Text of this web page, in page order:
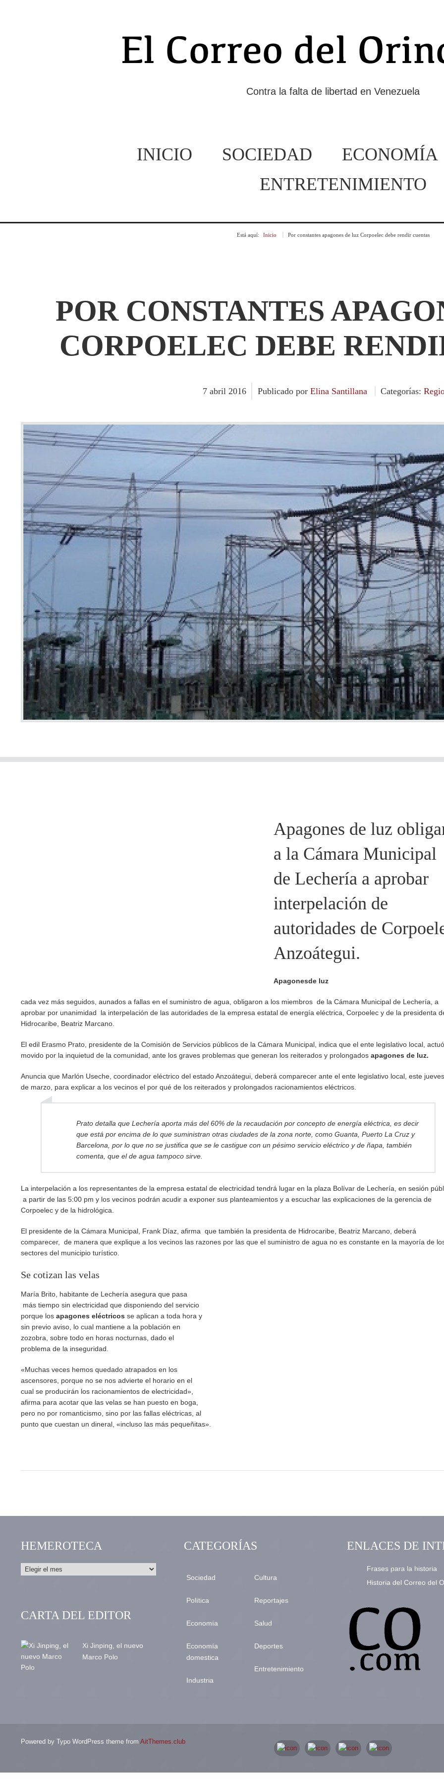
Contra la falta de libertad en Venezuela
INICIO SOCIEDAD ECONOMÍA
ENTRETENIMIENTO
Está aquí: Inicio Por constantes apagones de luz Corpoelec debe rendir cuentas
POR CONSTANTES
CORPOELEC DEBE
7 abril 2016 Publicado por Elina Santillana Categorías:
Apagones de luz
a la Cámara Municipal
de Lechería a aprobar
interpelación de
autoridades de
Anzoátegui.
Apagonesde luz
cada vez más seguidos, aunados a fallas en el suministro de agua, obligaron a los miembros de la Cámara Municipal de Lechería, a
aprobar por unanimidad la interpelación de las autoridades de la empresa estatal de energía eléctrica, Corpoelec y de la presidenta
Hidrocaribe, Beatriz Marcano.
El edil Erasmo Prato, presidente de la Comisión de Servicios públicos de la Cámara Municipal, indica que el ente legislativo local, actuó
movido por la inquietud de la comunidad, ante los graves problemas que generan los reiterados y prolongados apagones de luz.
Anuncia que Marlón Useche, coordinador eléctrico del estado Anzoátegui, deberá comparecer ante el ente legislativo local, este
de marzo, para explicar a los vecinos el por qué de los reiterados y prolongados racionamientos eléctricos.
Prato detalla que Lechería aporta más del 60% de la recaudación por concepto de energía eléctrica, es decir
que está por encima de lo que suministran otras ciudades de la zona norte, como Guanta, Puerto La Cruz y
Barcelona, por lo que no se justifica que se le castigue con un pésimo servicio eléctrico y de ñapa, también
comenta, que el de agua tampoco sirve.
La interpelación a los representantes de la empresa estatal de electricidad tendrá lugar en la plaza Bolívar de Lechería, en sesión
a partir de las 5:00 pm y los vecinos podrán acudir a exponer sus planteamientos y a escuchar las explicaciones de la gerencia de
Corpoelec y de la hidrológica.
El presidente de la Cámara Municipal, Frank Díaz, afirma que también la presidenta de Hidrocaribe, Beatriz Marcano, deberá
comparecer, de manera que explique a los vecinos las razones por las que el suministro de agua no es constante en la mayoría de
sectores del municipio turístico.
Se cotizan las velas
María Brito, habitante de Lechería asegura que pasa
más tiempo sin electricidad que disponiendo del servicio
porque los apagones eléctricos se aplican a toda hora y
sin previo aviso, lo cual mantiene a la población en
zozobra, sobre todo en horas nocturnas, dado el
problema de la inseguridad.
«Muchas veces hemos quedado atrapados en los
ascensores, porque no se nos advierte el horario en el
cual se producirán los racionamientos de electricidad»,
afirma para acotar que las velas se han puesto en boga,
pero no por romanticismo, sino por las fallas eléctricas, al
punto que cuestan un dineral, «incluso las más pequeñitas».
HEMEROTECA
CARTA DEL EDITOR
Xi Jinping, el nuevo
Marco Polo
CATEGORÍAS
Sociedad
Política
Economía
Economía
domestica
Industria
Cultura
Reportajes
Salud
Deportes
Entretenimiento
ENLACES DE
Frases para la historia
Historia del Correo del
Powered by Typo WordPress theme from AitThemes.club